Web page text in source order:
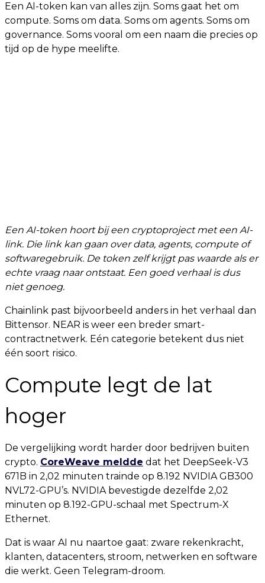
Een AI-token kan van alles zijn. Soms gaat het om
compute. Soms om data. Soms om agents. Soms om
governance. Soms vooral om een naam die precies op
tijd op de hype meelifte.
Een AI-token hoort bij een cryptoproject met een AI-
link. Die link kan gaan over data, agents, compute of
softwaregebruik. De token zelf krijgt pas waarde als er
echte vraag naar ontstaat. Een goed verhaal is dus
niet genoeg.
Chainlink past bijvoorbeeld anders in het verhaal dan
Bittensor. NEAR is weer een breder smart-
contractnetwerk. Eén categorie betekent dus niet
één soort risico.
Compute legt de lat
hoger
De vergelijking wordt harder door bedrijven buiten
crypto. CoreWeave meldde dat het DeepSeek-V3
671B in 2,02 minuten trainde op 8.192 NVIDIA GB300
NVL72-GPU’s. NVIDIA bevestigde dezelfde 2,02
minuten op 8.192-GPU-schaal met Spectrum-X
Ethernet.
Dat is waar AI nu naartoe gaat: zware rekenkracht,
klanten, datacenters, stroom, netwerken en software
die werkt. Geen Telegram-droom.